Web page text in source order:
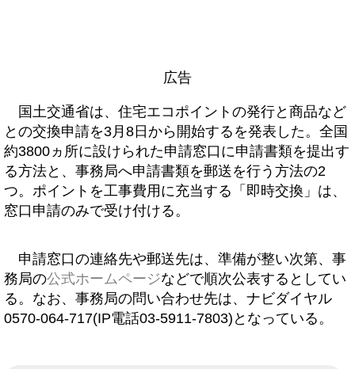
広告
国土交通省は、住宅エコポイントの発行と商品など
との交換申請を3月8日から開始するを発表した。全国
約3800ヵ所に設けられた申請窓口に申請書類を提出す
る方法と、事務局へ申請書類を郵送を行う方法の2
つ。ポイントを工事費用に充当する「即時交換」は、
窓口申請のみで受け付ける。
申請窓口の連絡先や郵送先は、準備が整い次第、事
務局の公式ホームページなどで順次公表するとしてい
る。なお、事務局の問い合わせ先は、ナビダイヤル
0570-064-717(IP電話03-5911-7803)となっている。